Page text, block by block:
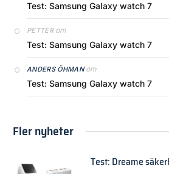
Test: Samsung Galaxy watch 7
PETTERom
Test: Samsung Galaxy watch 7
ANDERS ÖHMANom
Test: Samsung Galaxy watch 7
Fler nyheter
Test: Dreame